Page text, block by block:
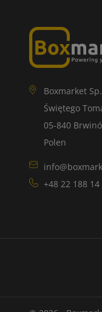
Boxmarket
Świętego
05-840
Polen
+48 22 188 14